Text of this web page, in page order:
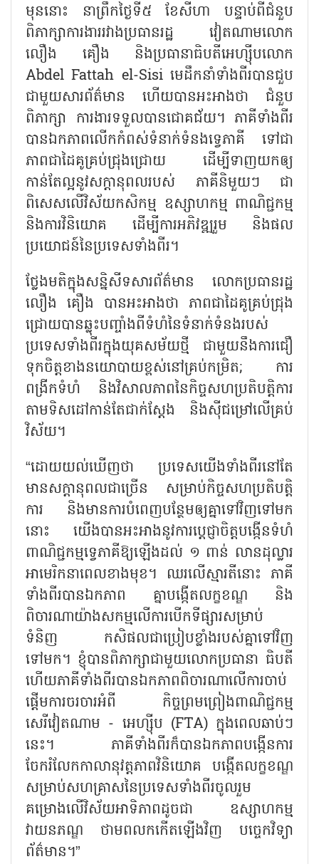
មុននោះ នាព្រឹកថ្ងៃទី៥ ខែសីហា បន្ទាប់ពីជំនួប
ពិភាក្សាការងាររវាងប្រធានរដ្ឋ វៀតណាមលោក
លឿង គឿង និងប្រធានាធិបតីអេហ្ស៊ីបលោក
Abdel Fattah el-Sisi មេដឹកនាំទាំងពីរបានជួប
ជាមួយសារព័ត៌មាន ហើយបានអះអាងថា ជំនួប
ពិភាក្សា ការងារទទួលបានជោគជ័យ។ ភាគីទាំងពីរ
បានឯកភាពលើកកំពស់ទំនាក់ទំនងទ្វេភាគី ទៅជា
ភាពជាដៃគូគ្រប់ជ្រុងជ្រោយ ដើម្បីទាញយកឲ្យ
កាន់តែល្អនូវសក្តានុពលរបស់ ភាគីនិមួយៗ ជា
ពិសេសលើវិស័យកសិកម្ម ឧស្សាហកម្ម ពាណិជ្ជកម្ម
និងការវិនិយោគ ដើម្បីការអភិវឌ្ឍរួម និងផល
ប្រយោជន៍នៃប្រទេសទាំងពីរ។
ថ្លែងមតិក្នុងសន្និសីទសារព័ត៌មាន លោកប្រធានរដ្ឋ
លឿង គឿង បានអះអាងថា ភាពជាដៃគូគ្រប់ជ្រុង
ជ្រោយបានឆ្លុះបញ្ចាំងពីទំហំនៃទំនាក់ទំនងរបស់
ប្រទេសទាំងពីរក្នុងយុគសម័យថ្មី ជាមួយនឹងការជឿ
ទុកចិត្តខាងនយោបាយខ្ពស់នៅគ្រប់កម្រិត; ការ
ពង្រីកទំហំ និងវិសាលភាពនៃកិច្ចសហប្រតិបត្តិការ
តាមទិសដៅកាន់តែជាក់ស្ដែង និងស៊ីជម្រៅលើគ្រប់
វិស័យ។
“ដោយយល់ឃើញថា ប្រទេសយើងទាំងពីរនៅតែ
មានសក្ដានុពលជាច្រើន សម្រាប់កិច្ចសហប្រតិបត្តិ
ការ និងមានការបំពេញបន្ថែមឲ្យគ្នាទៅវិញទៅមក
នោះ យើងបានអះអាងនូវការប្តេជ្ញាចិត្តបង្កើនទំហំ
ពាណិជ្ជកម្មទ្វេភាគីឱ្យឡើងដល់ ១ ពាន់ លានដុល្លារ
អាមេរិកនាពេលខាងមុខ។ ឈរលើស្មារតីនោះ ភាគី
ទាំងពីរបានឯកភាព គ្នាបង្កើតលក្ខខណ្ឌ និង
ពិចារណាយ៉ាងសកម្មលើការបើកទីផ្សារសម្រាប់
ទំនិញ កសិផលជាប្រៀបខ្លាំងរបស់គ្នាទៅវិញ
ទៅមក។ ខ្ញុំបានពិភាក្សាជាមួយលោកប្រធានា ធិបតី
ហើយភាគីទាំងពីរបានឯកភាពពិចារណាលើការចាប់
ផ្ដើមការចរចារអំពី កិច្ចព្រមព្រៀងពាណិជ្ជកម្ម
សេរីវៀតណាម - អេហ្ស៊ីប (FTA) ក្នុងពេលឆាប់ៗ
នេះ។ ភាគីទាំងពីរក៏បានឯកភាពបង្កើនការ
ចែករំលែកកាលានុវត្តភាពវិនិយោគ បង្កើតលក្ខខណ្ឌ
សម្រាប់សហគ្រាសនៃប្រទេសទាំងពីរចូលរួម
គម្រោងលើវិស័យអាទិភាពដូចជា ឧស្សាហកម្ម
វាយនភណ្ឌ ថាមពលកកើតឡើងវិញ បច្ចេកវិទ្យា
ព័ត៌មាន។”